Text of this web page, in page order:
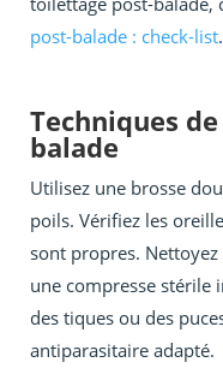
post-balade : check-list.
Techniques
balade
Utilisez une brosse
poils. Vérifiez les
sont propres. Nettoyez
une compresse stérile
des tiques ou des
antiparasitaire adapté.